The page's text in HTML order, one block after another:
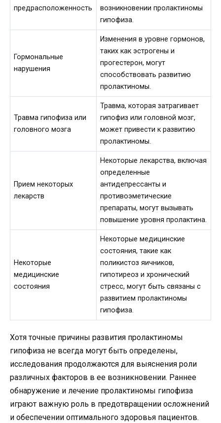
предрасположенность
возникновении пролактиномы
гипофиза.
Гормональные
нарушения
Изменения в уровне гормонов,
таких как эстрогены и
прогестерон, могут
способствовать развитию
пролактиномы.
Травма гипофиза или
головного мозга
Травма, которая затрагивает
гипофиз или головной мозг,
может привести к развитию
пролактиномы.
Прием некоторых
лекарств
Некоторые лекарства, включая
определенные
антидепрессанты и
противоэметические
препараты, могут вызывать
повышение уровня пролактина.
Некоторые
медицинские
состояния
Некоторые медицинские
состояния, такие как
поликистоз яичников,
гипотиреоз и хронический
стресс, могут быть связаны с
развитием пролактиномы
гипофиза.
Хотя точные причины развития пролактиномы
гипофиза не всегда могут быть определены,
исследования продолжаются для выяснения роли
различных факторов в ее возникновении. Раннее
обнаружение и лечение пролактиномы гипофиза
играют важную роль в предотвращении осложнений
и обеспечении оптимального здоровья пациентов.